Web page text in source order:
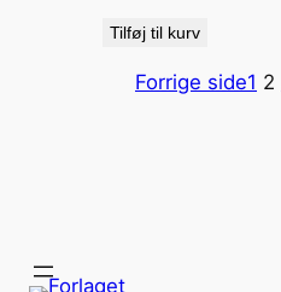
Tilføj til kurv
Forrige side1 2